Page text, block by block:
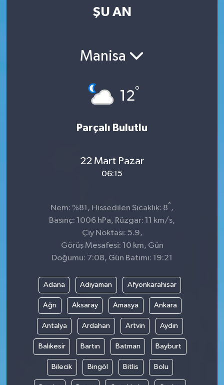
ŞU AN
Manisa
12°
Parçalı Bulutlu
22 Mart Pazar
06:15
Nem: %81, Hissedilen Sıcaklık: 8° ,
Basınç: 1006 hPa, Rüzgar: 11 km/s,
Çiy Noktası: 5.9,
Görüş Mesafesi: 10 km, Gün
Doğumu: 7:08, Gün Batımı: 19:21
Adana Adıyaman Afyonkarahisar
Ağrı Aksaray Amasya Ankara
Antalya Ardahan Artvin Aydın
Balıkesir Bartın Batman Bayburt
Bilecik Bingöl Bitlis Bolu